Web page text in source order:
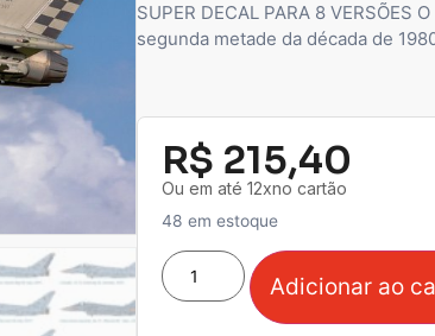
SUPER DECAL PARA 8
segunda metade da década de
R$ 215,40
Ou em até 12xno cartão
48 em estoque
Adicionar ao